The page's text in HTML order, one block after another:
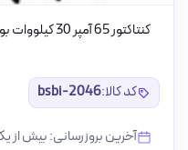
کنتاکتور 65 آمپر 30 کیلووات بوبین 48VDC برند لواتو ایتالیا
کد کالا:bsbi-2046
آخرین بروزرسانی: بیش